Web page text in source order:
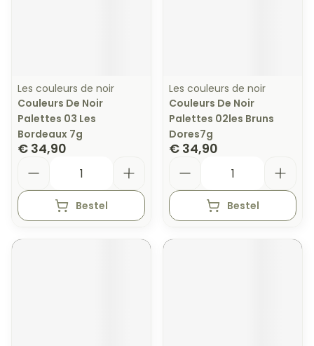
Les couleurs de noir
Couleurs De Noir
Palettes 03 Les
Bordeaux 7g
€ 34,90
Bestel
Les couleurs de noir
Couleurs De Noir
Palettes 02les Bruns
Dores7g
€ 34,90
Bestel